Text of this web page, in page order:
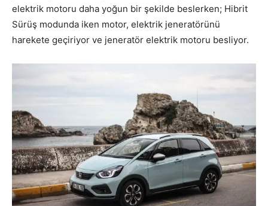
elektrik motoru daha yoğun bir şekilde beslerken; Hibrit
Sürüş modunda iken motor, elektrik jeneratörünü
harekete geçiriyor ve jeneratör elektrik motoru besliyor.